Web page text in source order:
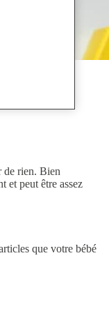
de rien. Bien
et peut être assez
que votre bébé